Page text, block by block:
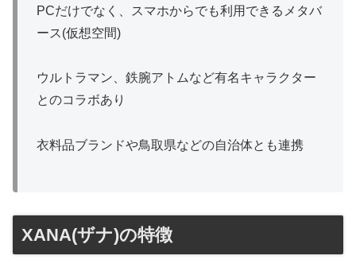
PCだけでなく、スマホからでも利用できるメタバ
ース(仮想空間)
ウルトラマン、鉄腕アトムなど有名キャラクター
とのコラボあり
衣料品ブランドや鳥取県などの自治体とも連携
XANA(ザナ)の特徴